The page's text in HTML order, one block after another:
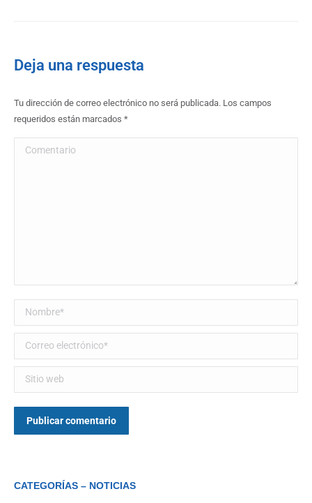
Deja una respuesta
Tu dirección de correo electrónico no será publicada. Los campos
requeridos están marcados *
Comentario
Nombre *
Correo electrónico *
Sitio web
Publicar comentario
CATEGORÍAS – NOTICIAS